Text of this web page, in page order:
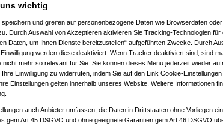
wichtig
und greifen auf personenbezogene Daten wie Browserdaten
Durch Auswahl von Akzeptieren aktivieren Sie Tracking-Technologien für
Daten, um Ihnen Dienste bereitzustellen“ aufgeführten Zwecke. Durch
werden diese deaktiviert. Wenn Tracker deaktiviert sind, sind
nicht mehr so relevant für Sie. Sie können dieses Menü jederzeit wieder
Einwilligung zu widerrufen, indem Sie auf den Link Cookie-
Einstellungen gelten innerhalb unseres Website. Weitere Informationen
auch Anbieter umfassen, die Daten in Drittstaaten ohne Vorliegen
gem Art 45 DSGVO und ohne geeignete Garantien gem Art 46 DSGVO